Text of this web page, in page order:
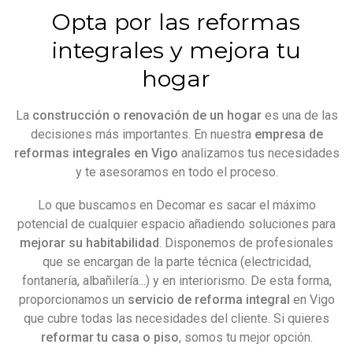
Opta por las reformas
integrales y mejora tu
hogar
La construcción o renovación de un hogares una de las
decisiones más importantes. En nuestra empresa de
reformas integrales en Vigo analizamos tus necesidades
y te asesoramos en todo el proceso.
Lo que buscamos en Decomar es sacar el máximo
potencial de cualquier espacio añadiendo soluciones para
mejorar su habitabilidad. Disponemos de profesionales
que se encargan de la parte técnica (electricidad,
fontanería, albañilería...) y en interiorismo. De esta forma,
proporcionamos un servicio de reforma integral en Vigo
que cubre todas las necesidades del cliente. Si quieres
reformar tu casa o piso, somos tu mejor opción.